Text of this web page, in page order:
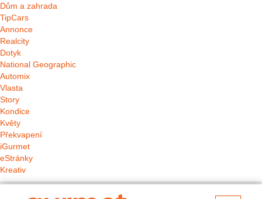
Dům a zahrada
TipCars
Annonce
Realcity
Dotyk
National Geographic
Automix
Vlasta
Story
Kondice
Květy
Překvapení
iGurmet
eStránky
Kreativ